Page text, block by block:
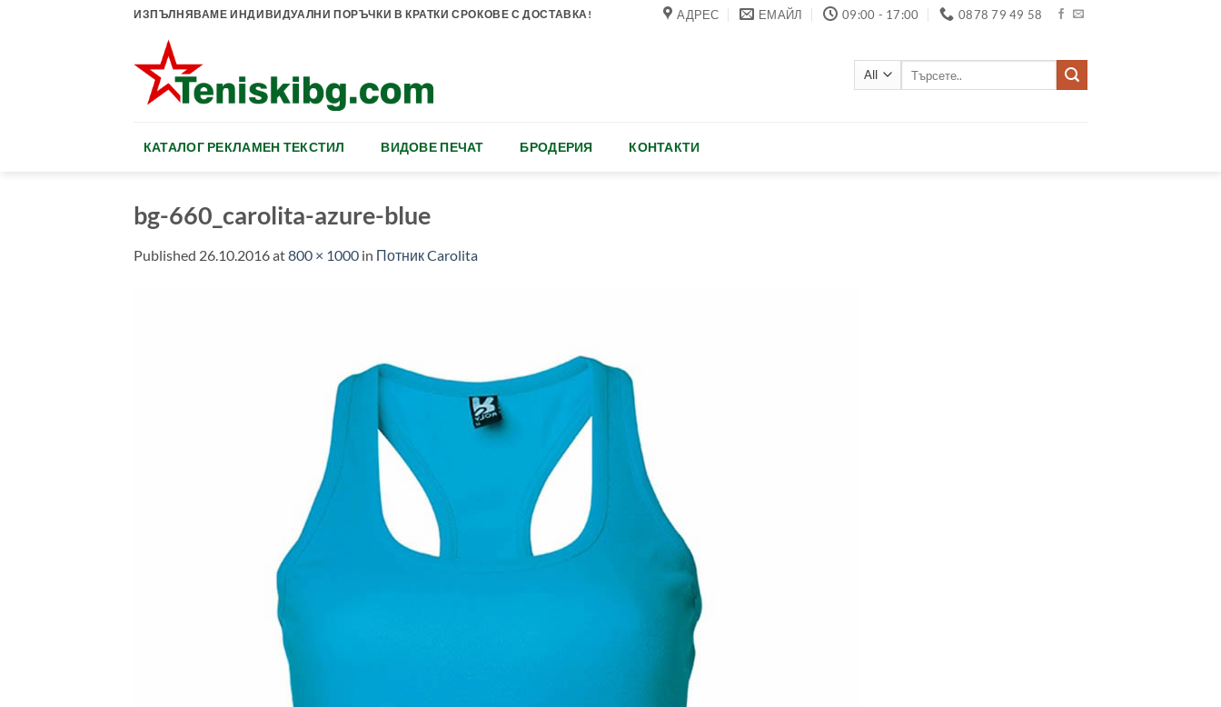
ИЗПЪЛНЯВАМЕ ИНДИВИДУАЛНИ ПОРЪЧКИ В КРАТКИ СРОКОВЕ С ДОСТАВКА! АДРЕС ЕМАЙЛ 09:00 - 17:00 0878 79 49 58
КАТАЛОГ РЕКЛАМЕН ТЕКСТИЛ ВИДОВЕ ПЕЧАТ БРОДЕРИЯ КОНТАКТИ
bg-660_carolita-azure-blue
Published 26.10.2016at800 × 1000 in Потник Carolita